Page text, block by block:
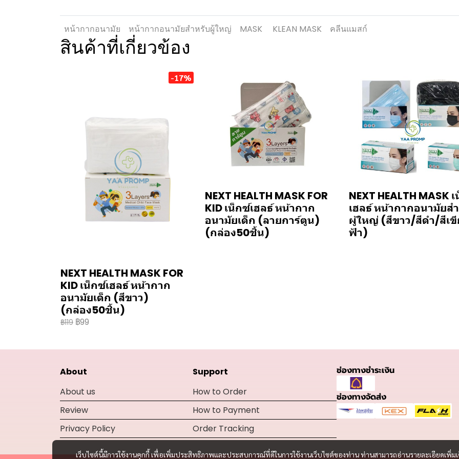
หน้ากากอนามัย หน้ากากอนามัยสำหรับผู้ใหญ่ MASK KLEAN MASK คลีนแมสก์
สินค้าที่เกี่ยวข้อง
-17%
NEXT HEALTH MASK FOR
KID เน็กซ์เฮลธ์ หน้ากาก
อนามัยเด็ก (สีขาว)
(กล่อง50ชิ้น)
฿119 ฿99
NEXT HEALTH MASK FOR
KID เน็กซ์เฮลธ์ หน้ากาก
อนามัยเด็ก (ลายการ์ตูน)
(กล่อง50ชิ้น)
NEXT HEALTH MASK
เฮลธ์ หน้ากากอนามัยส
ผู้ใหญ่ (สีขาว/สีดำ/สีเ
ฟ้า)
เว็บไซต์นี้มีการใช้งานคุกกี้ เพื่อเพิ่มประสิทธิภาพและประสบการณ์ที่ดีในการใช้งานเว็บไซต์ของท่าน ท่านสามารถอ่านรายละเอียดเพิ่ม
About
About us
Review
Privacy Policy
Support
How to Order
How to Payment
Order Tracking
ช่องทางชำระเงิน
ช่องทางจัดส่ง